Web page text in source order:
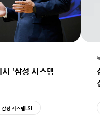
'삼성 시스템
삼성 시스템LSI